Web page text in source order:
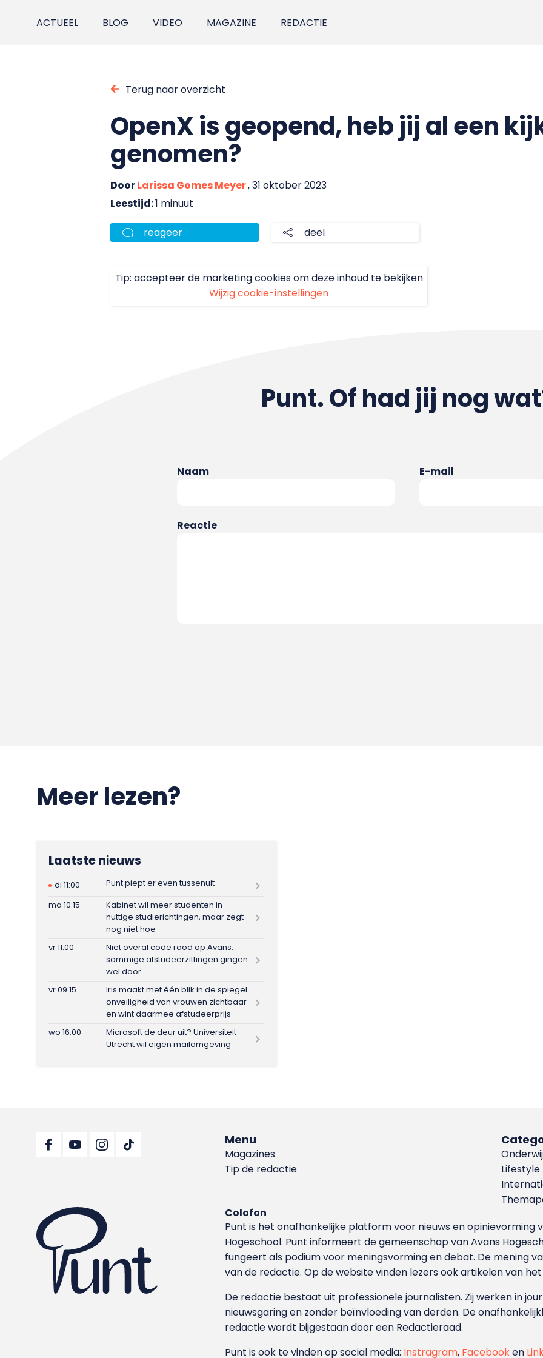
ACTUEEL BLOG VIDEO MAGAZINE REDACTIE
Terug naar overzicht
OpenX is geopend, heb jij al een
genomen?
DoorLarissa Gomes Meyer, 31 oktober 2023
Leestijd:1 minuut
reageer deel
Tip: accepteer de marketing cookies om deze inhoud te bekijken
Wijzig cookie-instellingen
Punt. Of had jij nog
Naam E-mail
Reactie
Meer lezen?
Laatste nieuws
di 11:00
Punt piept er even tussenuit
ma 10:15
Kabinet wil meer studenten in
nuttige studierichtingen, maar zegt
nog niet hoe
vr 11:00
Niet overal code rood op Avans:
sommige afstudeerzittingen gingen
wel door
vr 09:15
Iris maakt met één blik in de spiegel
onveiligheid van vrouwen zichtbaar
en wint daarmee afstudeerprijs
wo 16:00
Microsoft de deur uit? Universiteit
Utrecht wil eigen mailomgeving
Menu
Magazines
Tip de redactie
Lifestyle
Colofon
Punt is het onafhankelijke platform voor nieuws en
Hoge­school. Punt informeert de gemeenschap van Avans
fungeert als podium voor meningsvorming en debat. De mening
van de redactie. Op de website vinden lezers ook artikelen van
De redactie bestaat uit professionele journalisten. Zij werken in
nieuwsgaring en zonder beïnvloeding van derden. De
redactie wordt bijgestaan door een Redactieraad.
Punt is ook te vinden op social media: Instragram, Facebooken